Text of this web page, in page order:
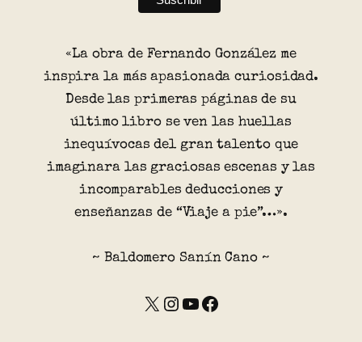
«La obra de Fernando González me
inspira la más apasionada curiosidad.
Desde las primeras páginas de su
último libro se ven las huellas
inequívocas del gran talento que
imaginara las graciosas escenas y las
incomparables deducciones y
enseñanzas de “Viaje a pie”…».
~ Baldomero Sanín Cano ~
X Instagram YouTube Facebook